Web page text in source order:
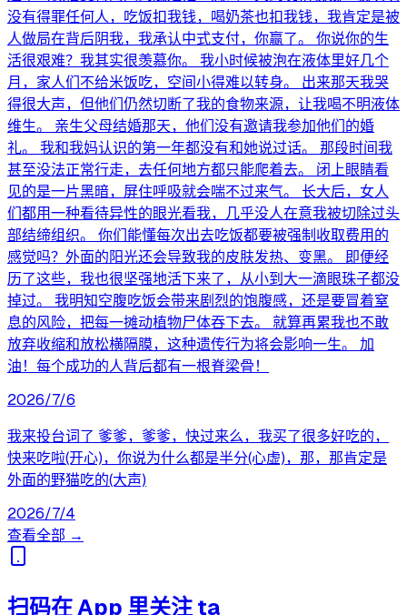
没有得罪任何人，吃饭扣我钱，喝奶茶也扣我钱，我肯定是被
人做局在背后阴我，我承认中式支付，你赢了。 你说你的生
活很艰难？我其实很羡慕你。 我小时候被泡在液体里好几个
月，家人们不给米饭吃，空间小得难以转身。 出来那天我哭
得很大声，但他们仍然切断了我的食物来源，让我喝不明液体
维生。 亲生父母结婚那天，他们没有邀请我参加他们的婚
礼。 我和我妈认识的第一年都没有和她说过话。 那段时间我
甚至没法正常行走，去任何地方都只能爬着去。 闭上眼睛看
见的是一片黑暗，屏住呼吸就会喘不过来气。 长大后，女人
们都用一种看待异性的眼光看我，几乎没人在意我被切除过头
部结缔组织。 你们能懂每次出去吃饭都要被强制收取费用的
感觉吗？外面的阳光还会导致我的皮肤发热、变黑。 即便经
历了这些，我也很坚强地活下来了，从小到大一滴眼珠子都没
掉过。 我明知空腹吃饭会带来剧烈的饱腹感，还是要冒着窒
息的风险，把每一摊动植物尸体吞下去。 就算再累我也不敢
放弃收缩和放松横隔膜，这种遗传行为将会影响一生。 加
油！每个成功的人背后都有一根脊梁骨！
2026/7/6
我来投台词了 爹爹，爹爹，快过来么，我买了很多好吃的，
快来吃啦(开心)，你说为什么都是半分(心虚)，那，那肯定是
外面的野猫吃的(大声)
2026/7/4
查看全部 →
扫码在 App 里关注 ta